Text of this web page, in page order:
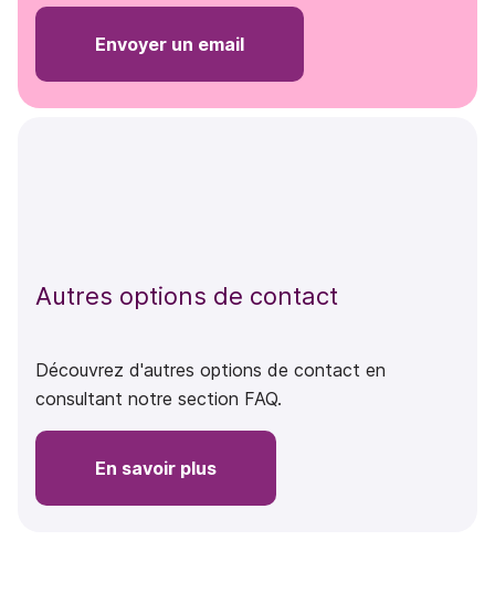
Envoyer un email
Autres options de contact
Découvrez d'autres options de contact en
consultant notre section FAQ.
En savoir plus